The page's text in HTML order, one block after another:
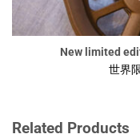
New limited
世界
Related Products